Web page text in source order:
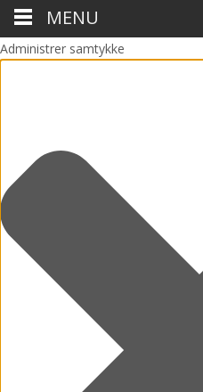
Administrer samtykke
MENU